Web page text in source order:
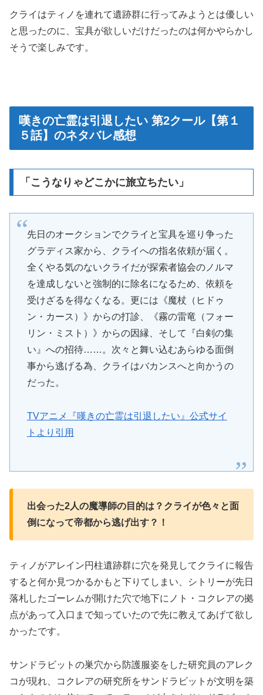
クライはティノを連れて遺跡群に行ってみようとは優しい
と思ったのに、宝具が欲しいだけだったのは何かやらかし
そうで楽しみです。
嘆きの亡霊は引退したい 第2クール【第１
５話】のネタバレ感想
「こうなりゃどこかに旅立ちたい」
先日のオークションでクライと宝具を巡り争った
グラディス家から、クライへの指名依頼が届く。
全くやる気のないクライだが探索者協会のノルマ
を達成しないと強制的に除名になるため、依頼を
受けざるを得なくなる。更には《魔杖（ヒドゥ
ン・カース）》からの打診、《霧の雷竜（フォー
リン・ミスト）》からの因縁、そして『白剣の集
い』への招待……。次々と舞い込むあらゆる面倒
事から逃げる為、クライはバカンスへと向かうの
だった。
TVアニメ『嘆きの亡霊は引退したい』公式サイ
トより引用
出会った2人の魔導師の目的は？クライが色々と面
倒になって帝都から逃げ出す？！
ティノがアレイン円柱遺跡群に穴を発見してクライに報告
すると何か見つかるかもと下りてしまい、シトリーが先日
落札したゴーレムが開けた穴で地下にノト・コクレアの拠
点があって入口まで知っていたので先に教えてあげて欲し
かったです。
サンドラビットの巣穴から防護服姿をした研究員のアレク
コが現れ、コクレアの研究所をサンドラビットが文明を築